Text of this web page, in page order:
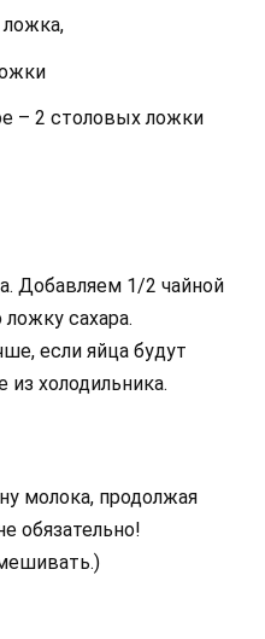
ложка,
– 2 столовых ложки
Добавляем 1/2 чайной
сахара.
если яйца будут
холодильника.
молока, продолжая
обязательно!